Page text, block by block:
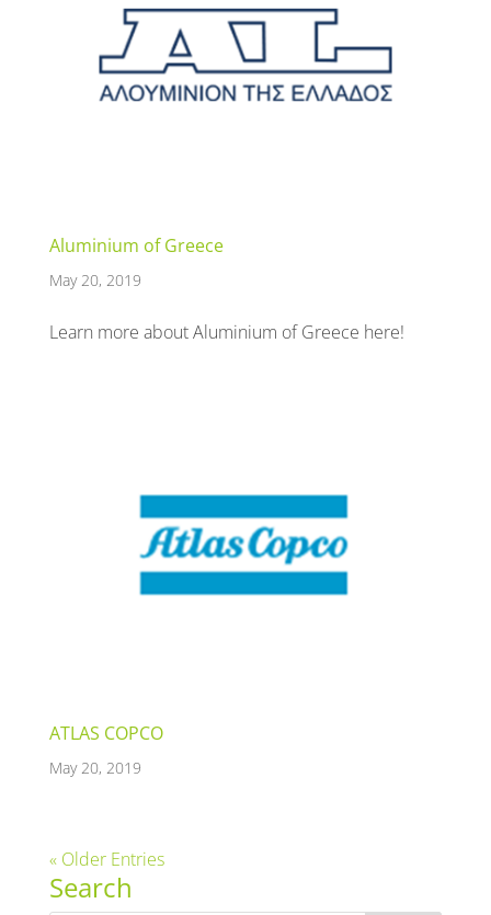
Aluminium of Greece
May 20, 2019
Learn more about Aluminium of Greece here!
ATLAS COPCO
May 20, 2019
« Older Entries
Search